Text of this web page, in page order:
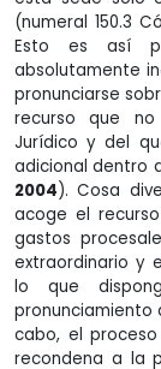
(numeral 150.3
Esto es así
absolutamente
pronunciarse
recurso que
Jurídico y del
adicional dentro
2004). Cosa
acoge el
gastos
extraordinario y
lo que
pronunciamiento
cabo, el
recondena a la